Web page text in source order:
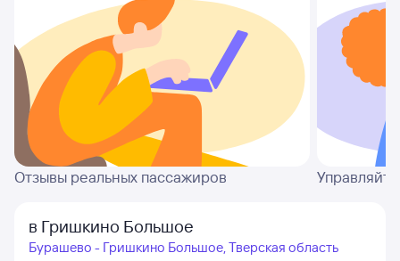
Отзывы реальных пассажиров
в Гришкино Большое
Бурашево - Гришкино Большое, Тверская область